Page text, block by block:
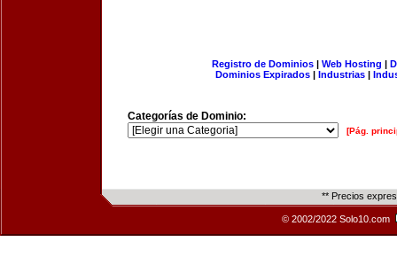
Registro de Dominios| Web Hosting |
Dominios Expirados | Industrias |
Categorías de Dominio:
[Pág.
** Precios
© 2002/2022 Solo10.com